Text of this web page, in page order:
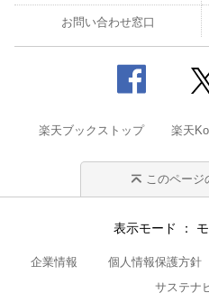
お問い合わせ窓口
楽天ブックストップ 楽天
このページ
表示モード
企業情報 個人情報保護方針
サステナ